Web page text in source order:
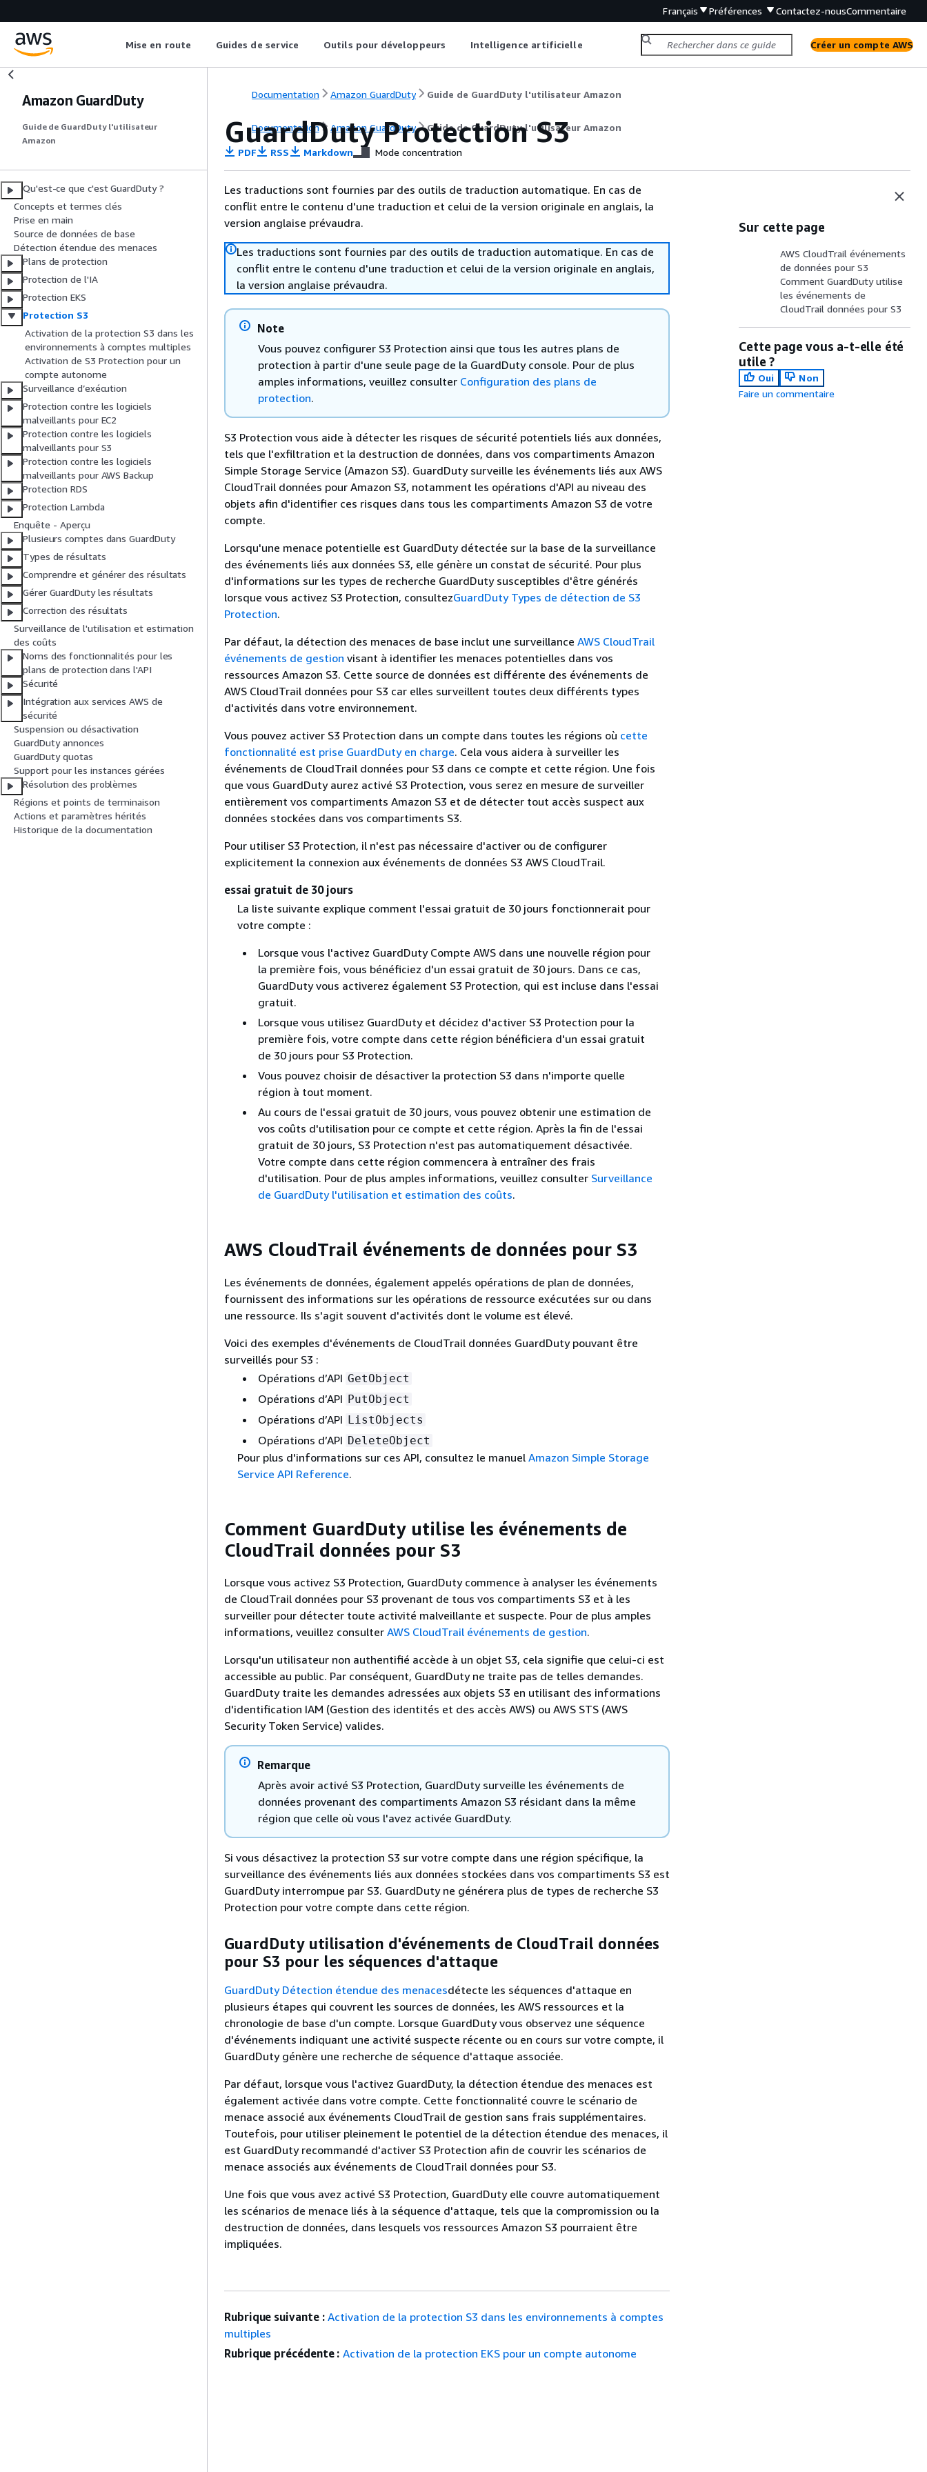
Français Préférences Contactez-nousCommentaire
Mise en route Guides de service Outils pour développeurs Intelligence artificielle Créer un compte AWS
Amazon GuardDuty
Guide de GuardDuty l'utilisateur
Amazon
Qu'est-ce que c'est GuardDuty ?
Concepts et termes clés
Prise en main
Source de données de base
Détection étendue des menaces
Plans de protection
Protection de l'IA
Protection EKS
Protection S3
Activation de la protection S3 dans les
environnements à comptes multiples
Activation de S3 Protection pour un
compte autonome
Surveillance d’exécution
Protection contre les logiciels
malveillants pour EC2
Protection contre les logiciels
malveillants pour S3
Protection contre les logiciels
malveillants pour AWS Backup
Protection RDS
Protection Lambda
Enquête - Aperçu
Plusieurs comptes dans GuardDuty
Types de résultats
Comprendre et générer des résultats
Gérer GuardDuty les résultats
Correction des résultats
Surveillance de l'utilisation et estimation
des coûts
Noms des fonctionnalités pour les
plans de protection dans l'API
Sécurité
Intégration aux services AWS de
sécurité
Suspension ou désactivation
GuardDuty annonces
GuardDuty quotas
Support pour les instances gérées
Résolution des problèmes
Régions et points de terminaison
Actions et paramètres hérités
Historique de la documentation
Documentation Amazon GuardDuty Guide de GuardDuty l'utilisateur Amazon
Documentation Amazon GuardDuty Guide de GuardDuty l'utilisateur Amazon
GuardDuty Protection S3
PDF RSS Markdown Mode concentration
Les traductions sont fournies par des outils de traduction automatique. En cas de
conflit entre le contenu d'une traduction et celui de la version originale en anglais, la
version anglaise prévaudra.
Les traductions sont fournies par des outils de traduction automatique. En cas de
conflit entre le contenu d'une traduction et celui de la version originale en anglais,
la version anglaise prévaudra.
Note
Vous pouvez configurer S3 Protection ainsi que tous les autres plans de
protection à partir d'une seule page de la GuardDuty console. Pour de plus
amples informations, veuillez consulter Configuration des plans de
protection.
S3 Protection vous aide à détecter les risques de sécurité potentiels liés aux données,
tels que l'exfiltration et la destruction de données, dans vos compartiments Amazon
Simple Storage Service (Amazon S3). GuardDuty surveille les événements liés aux AWS
CloudTrail données pour Amazon S3, notamment les opérations d'API au niveau des
objets afin d'identifier ces risques dans tous les compartiments Amazon S3 de votre
compte.
Lorsqu'une menace potentielle est GuardDuty détectée sur la base de la surveillance
des événements liés aux données S3, elle génère un constat de sécurité. Pour plus
d'informations sur les types de recherche GuardDuty susceptibles d'être générés
lorsque vous activez S3 Protection, consultezGuardDuty Types de détection de S3
Protection.
Par défaut, la détection des menaces de base inclut une surveillance AWS CloudTrail
événements de gestion visant à identifier les menaces potentielles dans vos
ressources Amazon S3. Cette source de données est différente des événements de
AWS CloudTrail données pour S3 car elles surveillent toutes deux différents types
d'activités dans votre environnement.
Vous pouvez activer S3 Protection dans un compte dans toutes les régions où cette
fonctionnalité est prise GuardDuty en charge. Cela vous aidera à surveiller les
événements de CloudTrail données pour S3 dans ce compte et cette région. Une fois
que vous GuardDuty aurez activé S3 Protection, vous serez en mesure de surveiller
entièrement vos compartiments Amazon S3 et de détecter tout accès suspect aux
données stockées dans vos compartiments S3.
Pour utiliser S3 Protection, il n'est pas nécessaire d'activer ou de configurer
explicitement la connexion aux événements de données S3 AWS CloudTrail.
essai gratuit de 30 jours
La liste suivante explique comment l'essai gratuit de 30 jours fonctionnerait pour
votre compte :
Lorsque vous l'activez GuardDuty Compte AWS dans une nouvelle région pour
la première fois, vous bénéficiez d'un essai gratuit de 30 jours. Dans ce cas,
GuardDuty vous activerez également S3 Protection, qui est incluse dans l'essai
gratuit.
Lorsque vous utilisez GuardDuty et décidez d'activer S3 Protection pour la
première fois, votre compte dans cette région bénéficiera d'un essai gratuit
de 30 jours pour S3 Protection.
Vous pouvez choisir de désactiver la protection S3 dans n'importe quelle
région à tout moment.
Au cours de l'essai gratuit de 30 jours, vous pouvez obtenir une estimation de
vos coûts d'utilisation pour ce compte et cette région. Après la fin de l'essai
gratuit de 30 jours, S3 Protection n'est pas automatiquement désactivée.
Votre compte dans cette région commencera à entraîner des frais
d'utilisation. Pour de plus amples informations, veuillez consulter Surveillance
de GuardDuty l'utilisation et estimation des coûts.
AWS CloudTrail événements de données pour S3
Les événements de données, également appelés opérations de plan de données,
fournissent des informations sur les opérations de ressource exécutées sur ou dans
une ressource. Ils s'agit souvent d'activités dont le volume est élevé.
Voici des exemples d'événements de CloudTrail données GuardDuty pouvant être
surveillés pour S3 :
Opérations d’API GetObject
Opérations d’API PutObject
Opérations d’API ListObjects
Opérations d’API DeleteObject
Pour plus d'informations sur ces API, consultez le manuel Amazon Simple Storage
Service API Reference.
Comment GuardDuty utilise les événements de
CloudTrail données pour S3
Lorsque vous activez S3 Protection, GuardDuty commence à analyser les événements
de CloudTrail données pour S3 provenant de tous vos compartiments S3 et à les
surveiller pour détecter toute activité malveillante et suspecte. Pour de plus amples
informations, veuillez consulter AWS CloudTrail événements de gestion.
Lorsqu'un utilisateur non authentifié accède à un objet S3, cela signifie que celui-ci est
accessible au public. Par conséquent, GuardDuty ne traite pas de telles demandes.
GuardDuty traite les demandes adressées aux objets S3 en utilisant des informations
d'identification IAM (Gestion des identités et des accès AWS) ou AWS STS (AWS
Security Token Service) valides.
Remarque
Après avoir activé S3 Protection, GuardDuty surveille les événements de
données provenant des compartiments Amazon S3 résidant dans la même
région que celle où vous l'avez activée GuardDuty.
Si vous désactivez la protection S3 sur votre compte dans une région spécifique, la
surveillance des événements liés aux données stockées dans vos compartiments S3 est
GuardDuty interrompue par S3. GuardDuty ne générera plus de types de recherche S3
Protection pour votre compte dans cette région.
GuardDuty utilisation d'événements de CloudTrail données
pour S3 pour les séquences d'attaque
GuardDuty Détection étendue des menacesdétecte les séquences d'attaque en
plusieurs étapes qui couvrent les sources de données, les AWS ressources et la
chronologie de base d'un compte. Lorsque GuardDuty vous observez une séquence
d'événements indiquant une activité suspecte récente ou en cours sur votre compte, il
GuardDuty génère une recherche de séquence d'attaque associée.
Par défaut, lorsque vous l'activez GuardDuty, la détection étendue des menaces est
également activée dans votre compte. Cette fonctionnalité couvre le scénario de
menace associé aux événements CloudTrail de gestion sans frais supplémentaires.
Toutefois, pour utiliser pleinement le potentiel de la détection étendue des menaces, il
est GuardDuty recommandé d'activer S3 Protection afin de couvrir les scénarios de
menace associés aux événements de CloudTrail données pour S3.
Une fois que vous avez activé S3 Protection, GuardDuty elle couvre automatiquement
les scénarios de menace liés à la séquence d'attaque, tels que la compromission ou la
destruction de données, dans lesquels vos ressources Amazon S3 pourraient être
impliquées.
Sur cette page
AWS CloudTrail événements
de données pour S3
Comment GuardDuty utilise
les événements de
CloudTrail données pour S3
Cette page vous a-t-elle été
utile ?
Oui
Non
Faire un commentaire
Rubrique suivante : Activation de la protection S3 dans les environnements à comptes
multiples
Rubrique précédente : Activation de la protection EKS pour un compte autonome